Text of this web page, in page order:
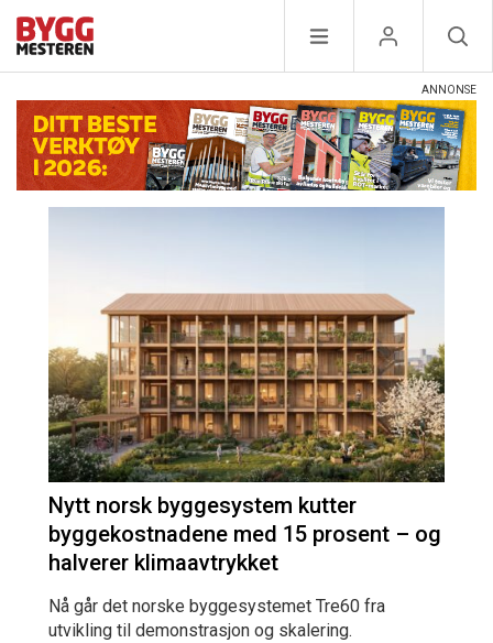
Nytt norsk byggesystem kutter
byggekostnadene med 15 prosent – og
halverer klimaavtrykket
Nå går det norske byggesystemet Tre60 fra
utvikling til demonstrasjon og skalering.